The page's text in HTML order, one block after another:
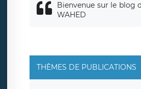
Bienvenue sur le blog
WAHED
THÈMES DE PUBLICATIONS